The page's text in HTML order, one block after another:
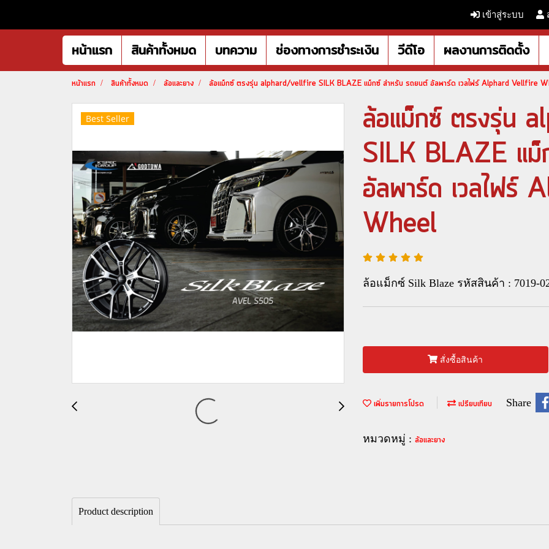
เข้าสู่ระบบ
หน้าแรก สินค้าทั้งหมด บทความ ช่องทางการชำระเงิน วีดีโอ ผลงานการติดตั้ง
หน้าแรก สินค้าทั้งหมด ล้อและยาง ล้อแม็กซ์ ตรงรุ่น alphard/vellfire SILK BLAZE แม็กซ์ สำหรับ รถยนต์ อัลพาร์ด เวลไฟร์ Alphard Vellfire
Best Seller
ล้อแม็กซ์ ตรงรุ่น
SILK BLAZE แ
อัลพาร์ด เวลไฟร์
Wheel
ล้อแม็กซ์ Silk Blaze รหัสสินค้า : 7019-
สั่งซื้อสินค้า
เพิ่มรายการโปรด เปรียบเทียบ Share
หมวดหมู่ : ล้อและยาง
Product description